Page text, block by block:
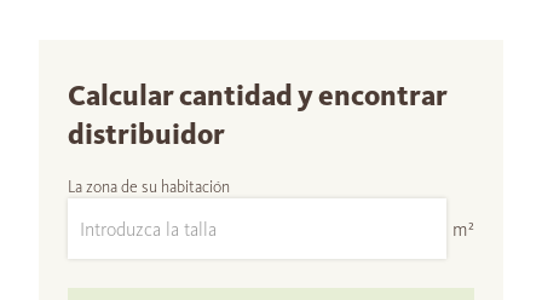
Calcular cantidad y encontrar
distribuidor
La zona de su habitación
m²